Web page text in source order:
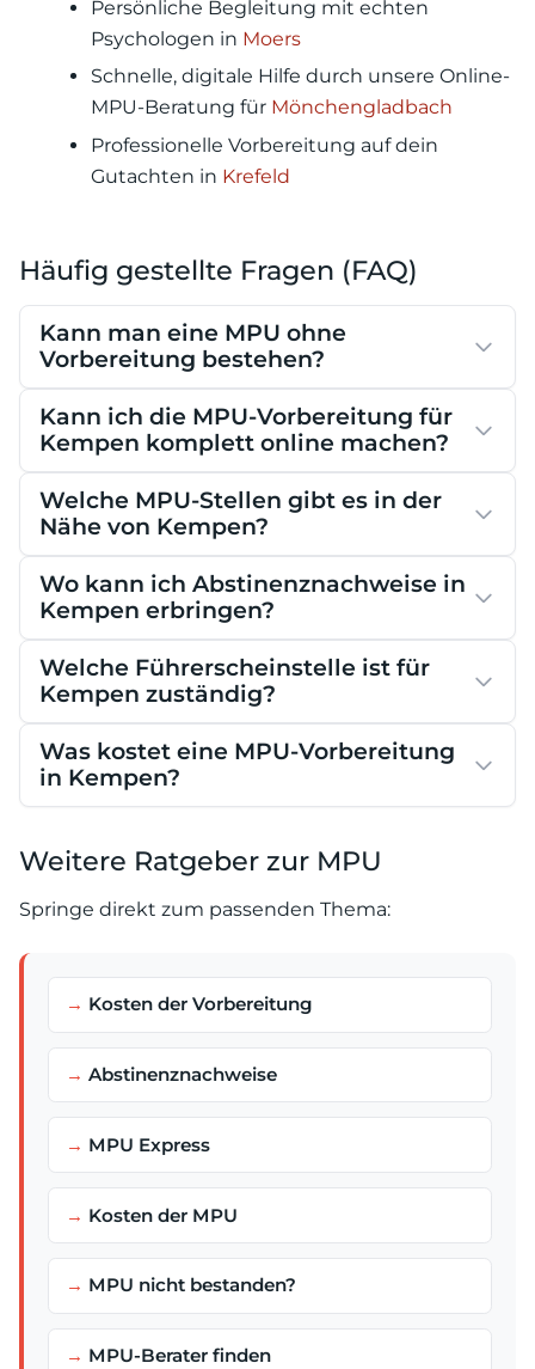
Persönliche Begleitung mit echten
Psychologen in Moers
Schnelle, digitale Hilfe durch unsere Online-
MPU-Beratung für Mönchengladbach
Professionelle Vorbereitung auf dein
Gutachten in Krefeld
Häufig gestellte Fragen (FAQ)
Kann man eine MPU ohne
Vorbereitung bestehen?
Kann ich die MPU-Vorbereitung für
Kempen komplett online machen?
Welche MPU-Stellen gibt es in der
Nähe von Kempen?
Wo kann ich Abstinenznachweise in
Kempen erbringen?
Welche Führerscheinstelle ist für
Kempen zuständig?
Was kostet eine MPU-Vorbereitung
in Kempen?
Weitere Ratgeber zur MPU
Springe direkt zum passenden Thema:
Kosten der Vorbereitung
Abstinenznachweise
MPU Express
Kosten der MPU
MPU nicht bestanden?
MPU-Berater finden